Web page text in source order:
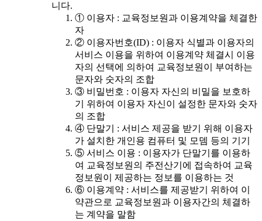
니다.
① 이용자 : 교육정보원과 이용계약을 체결한
자
② 이용자번호(ID) : 이용자 식별과 이용자의
서비스 이용을 위하여 이용계약 체결시 이용
자의 선택에 의하여 교육정보원이 부여하는
문자와 숫자의 조합
③ 비밀번호 : 이용자 자신의 비밀을 보호하
기 위하여 이용자 자신이 설정한 문자와 숫자
의 조합
④ 단말기 : 서비스 제공을 받기 위해 이용자
가 설치한 개인용 컴퓨터 및 모뎀 등의 기기
⑤ 서비스 이용 : 이용자가 단말기를 이용하
여 교육정보원의 주전산기에 접속하여 교육
정보원이 제공하는 정보를 이용하는 것
⑥ 이용계약 : 서비스를 제공받기 위하여 이
약관으로 교육정보원과 이용자간의 체결하
는 계약을 말함